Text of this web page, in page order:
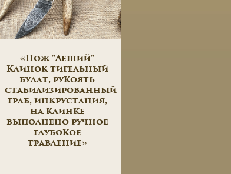
«Нож "Леший"
Клинок тигельный
булат, рукоять
стабилизированный
граб, инкрустация,
на клинке
выполнено ручное
глубокое
травление»